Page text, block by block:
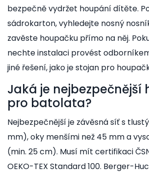
bezpečně vydržet houpání dítěte.
sádrokarton, vyhledejte nosný
zavěste houpačku přímo na něj.
nechte instalaci provést
jiné řešení, jako je stojan pro
Jaká je nejbezpečnější
pro batolata?
Nejbezpečnější je závěsná síť s
mm), oky menšími než 45 mm a
(min. 25 cm). Musí mít certifikaci ČSN
OEKO-TEX Standard 100. Berger-